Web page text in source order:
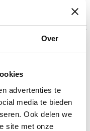
Over
advertenties te
media te bieden
Ook delen we
site met onze
van
Compleet met
desinfectiefunctie.
van het circuit.
"low lead"